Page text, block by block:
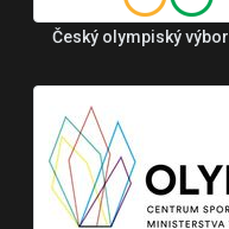
Český olympiský výbor